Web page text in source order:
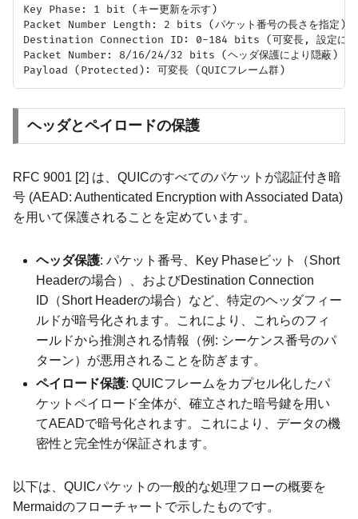
Key Phase: 1 bit (キー更新を示す)
Packet Number Length: 2 bits (パケット番号の長さを指定)
Destination Connection ID: 0-184 bits (可変長, 設定によ
Packet Number: 8/16/24/32 bits (ヘッダ保護により隠蔽)
ヘッダとペイロードの保護
RFC 9001 [2] は、QUICのすべてのパケットが認証付き暗
号 (AEAD: Authenticated Encryption with Associated Data)
を用いて保護されることを定めています。
ヘッダ保護: パケット番号、Key Phaseビット（Short
Headerの場合）、およびDestination Connection
ID（Short Headerの場合）など、特定のヘッダフィー
ルドが暗号化されます。これにより、これらのフィ
ールドから推測される情報（例: シーケンス番号のパ
ターン）が悪用されることを防ぎます。
ペイロード保護: QUICフレームをカプセル化したパ
ケットペイロード全体が、確立された暗号鍵を用い
てAEADで暗号化されます。これにより、データの機
密性と完全性が保証されます。
以下は、QUICパケットの一般的な処理フローの概要を
Mermaidのフローチャートで示したものです。